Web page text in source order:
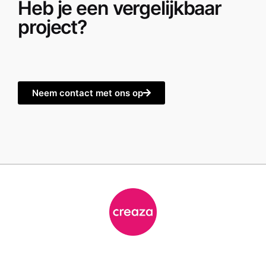
Heb je een vergelijkbaar
project?
Neem contact met ons op